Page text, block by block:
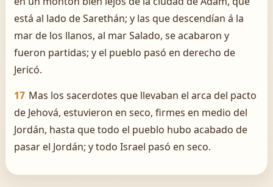
está al lado de Sarethán; y las que descendían á la
mar de los llanos, al mar Salado, se acabaron y
fueron partidas; y el pueblo pasó en derecho de
Jericó.
17 Mas los sacerdotes que llevaban el arca del pacto
de Jehová, estuvieron en seco, firmes en medio del
Jordán, hasta que todo el pueblo hubo acabado de
pasar el Jordán; y todo Israel pasó en seco.